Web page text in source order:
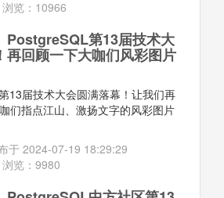
浏览： 10966
PostgreSQL第13届技术大
再回顾一下大咖们风彩图片
13届技术大会圆满落幕！让我们再
们指点江山、激扬文字的风彩图片
于 2024-07-19 18:29:29
浏览： 9980